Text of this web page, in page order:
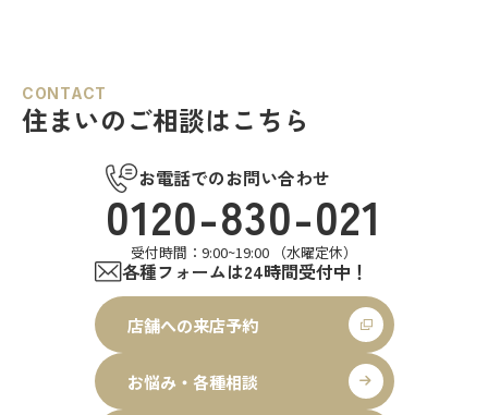
CONTACT
住まいのご相談はこちら
お電話でのお問い合わせ
0120-830-021
受付時間：9:00~19:00 （水曜定休）
各種フォームは24時間受付中！
店舗への来店予約
お悩み・各種相談